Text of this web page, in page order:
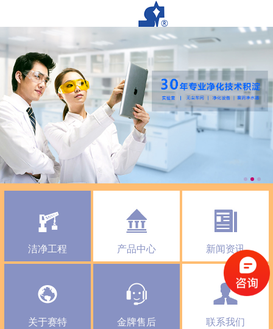
洁净工程 产品中心 新闻资讯
关于赛特 金牌售后 联系我们